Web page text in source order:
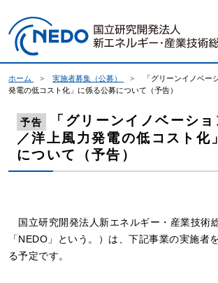
ホーム 実施者募集（公募）
「グリーンイノベー
発電の低コスト化」に係る公募について（予告）
予告
「グリーンイノベーシ
／洋上風力発電の低コスト化
について（予告）
国立研究開発法人新エネルギー・産業技術
「NEDO」という。）は、下記事業の実施者
る予定です。